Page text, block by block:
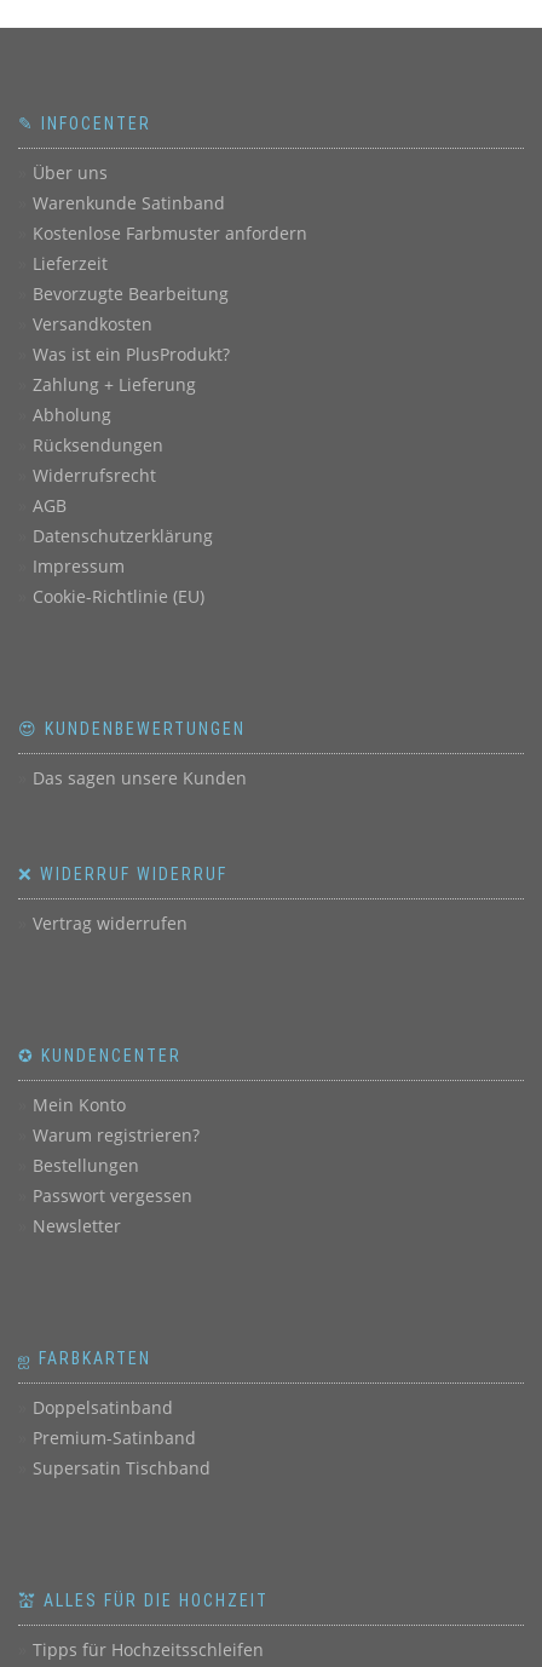
✎ INFOCENTER
Über uns
Warenkunde Satinband
Kostenlose Farbmuster anfordern
Lieferzeit
Bevorzugte Bearbeitung
Versandkosten
Was ist ein PlusProdukt?
Zahlung + Lieferung
Abholung
Rücksendungen
Widerrufsrecht
AGB
Datenschutzerklärung
Impressum
Cookie-Richtlinie (EU)
😍 KUNDENBEWERTUNGEN
Das sagen unsere Kunden
❌ WIDERRUF WIDERRUF
Vertrag widerrufen
✪ KUNDENCENTER
Mein Konto
Warum registrieren?
Bestellungen
Passwort vergessen
Newsletter
ஐ FARBKARTEN
Doppelsatinband
Premium-Satinband
Supersatin Tischband
💒 ALLES FÜR DIE HOCHZEIT
Tipps für Hochzeitsschleifen